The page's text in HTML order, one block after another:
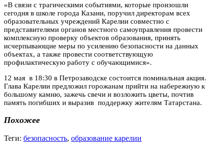
«В связи с трагическими событиями, которые произошли
сегодня в школе города Казани, поручил директорам всех
образовательных учреждений Карелии совместно с
представителями органов местного самоуправления провести
комплексную проверку объектов образования, принять
исчерпывающие меры по усилению безопасности на данных
объектах, а также провести соответствующую
профилактическую работу с обучающимися».
12 мая в 18:30 в Петрозаводске состоится поминальная акция.
Глава Карелии предложил горожанам прийти на набережную к
большому камню, зажечь свечи и возложить цветы, почтив
память погибших и выразив поддержку жителям Татарстана.
Похожее
Теги: безопасность, образование карелии